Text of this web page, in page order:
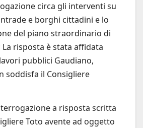
circa gli interventi su
e borghi cittadini e lo
del piano straordinario di
risposta è stata affidata
pubblici Gaudiano,
soddisfa il Consigliere
a risposta scritta
Toto avente ad oggetto